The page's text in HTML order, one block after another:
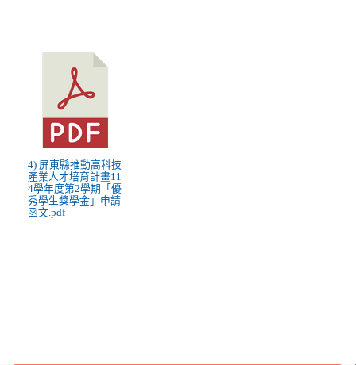
4) 屏東縣推動高科技
產業人才培育計畫11
4學年度第2學期「優
秀學生獎學金」申請
函文.pdf